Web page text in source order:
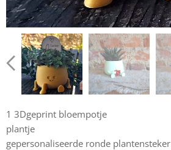
1 3Dgeprint bloempotje
plantje
gepersonaliseerde ronde plantensteker